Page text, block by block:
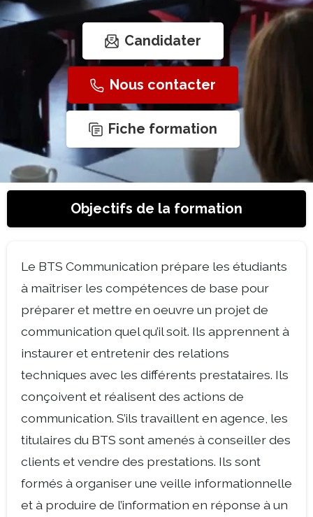
Candidater
Nous contacter
Fiche formation
Objectifs de la formation
Le BTS Communication prépare les étudiants
à maîtriser les compétences de base pour
préparer et mettre en oeuvre un projet de
communication quel qu’il soit. Ils apprennent à
instaurer et entretenir des relations
techniques avec les différents prestataires. Ils
conçoivent et réalisent des actions de
communication. S’ils travaillent en agence, les
titulaires du BTS sont amenés à conseiller des
clients et vendre des prestations. Ils sont
formés à organiser une veille informationnelle
et à produire de l’information en réponse à un